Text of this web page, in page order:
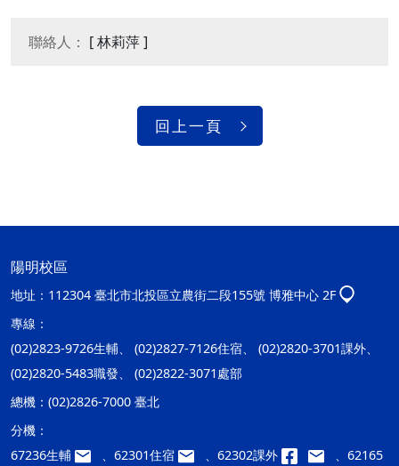
聯絡人： [ 林莉萍 ]
回上一頁
陽明校區
地址： 112304 臺北市北投區立農街二段155號 博雅中心 2F
專線：
(02)2823-9726生輔、 (02)2827-7126住宿、 (02)2820-3701課外、
(02)2820-5483職發、 (02)2822-3071處部
總機： (02)2826-7000 臺北
分機：
67236生輔
、62301住宿 、62302課外
、62165